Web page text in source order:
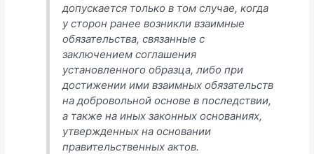
допускается только в том случае, когда
у сторон ранее возникли взаимные
обязательства, связанные с
заключением соглашения
установленного образца, либо при
достижении ими взаимных обязательств
на добровольной основе в последствии,
а также на иных законных основаниях,
утвержденных на основании
правительственных актов.